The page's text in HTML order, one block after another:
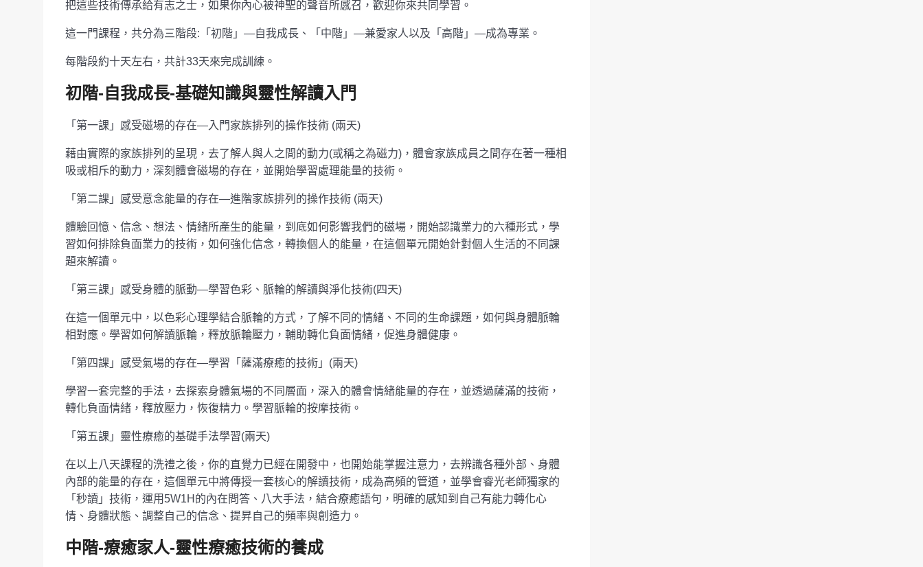
把這些技術傳承給有志之士，如果你內心被神聖的聲音所感召，歡迎你來共同學習。
這一門課程，共分為三階段:「初階」—自我成長、「中階」—兼愛家人以及「高階」—成為專業。
每階段約十天左右，共計33天來完成訓練。
初階-自我成長-基礎知識與靈性解讀入門
「第一課」感受磁場的存在—入門家族排列的操作技術 (兩天)
藉由實際的家族排列的呈現，去了解人與人之間的動力(或稱之為磁力)，體會家族成員之間存在著一種相
吸或相斥的動力，深刻體會磁場的存在，並開始學習處理能量的技術。
「第二課」感受意念能量的存在—進階家族排列的操作技術 (兩天)
體驗回憶、信念、想法、情緒所產生的能量，到底如何影響我們的磁場，開始認識業力的六種形式，學
習如何排除負面業力的技術，如何強化信念，轉換個人的能量，在這個單元開始針對個人生活的不同課
題來解讀。
「第三課」感受身體的脈動—學習色彩、脈輪的解讀與淨化技術(四天)
在這一個單元中，以色彩心理學結合脈輪的方式，了解不同的情緒、不同的生命課題，如何與身體脈輪
相對應。學習如何解讀脈輪，釋放脈輪壓力，輔助轉化負面情緒，促進身體健康。
「第四課」感受氣場的存在—學習「薩滿療癒的技術」(兩天)
學習一套完整的手法，去探索身體氣場的不同層面，深入的體會情緒能量的存在，並透過薩滿的技術，
轉化負面情緒，釋放壓力，恢復精力。學習脈輪的按摩技術。
「第五課」靈性療癒的基礎手法學習(兩天)
在以上八天課程的洗禮之後，你的直覺力已經在開發中，也開始能掌握注意力，去辨識各種外部、身體
內部的能量的存在，這個單元中將傳授一套核心的解讀技術，成為高頻的管道，並學會睿光老師獨家的
「秒讀」技術，運用5W1H的內在問答、八大手法，結合療癒語句，明確的感知到自己有能力轉化心
情、身體狀態、調整自己的信念、提昇自己的頻率與創造力。
中階-療癒家人-靈性療癒技術的養成